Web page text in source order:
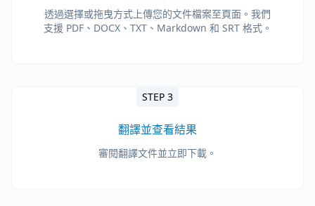
透過選擇或拖曳方式上傳您的文件檔案至頁面。我們
支援 PDF、DOCX、TXT、Markdown 和 SRT 格式。
STEP 3
翻譯並查看結果
審閱翻譯文件並立即下載。